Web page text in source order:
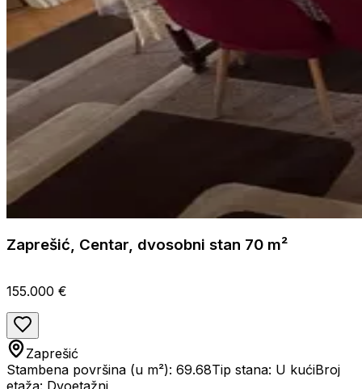
Zaprešić, Centar, dvosobni stan 70 m²
155.000 €
Zaprešić
Stambena površina (u m²): 69.68Tip stana: U kućiBroj
etaža: Dvoetažni